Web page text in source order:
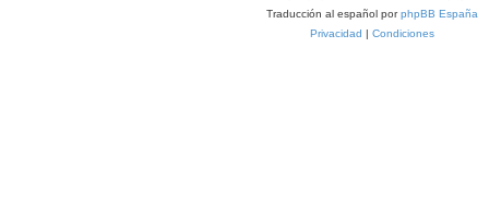
Traducción al español porphpBB España
Privacidad | Condiciones